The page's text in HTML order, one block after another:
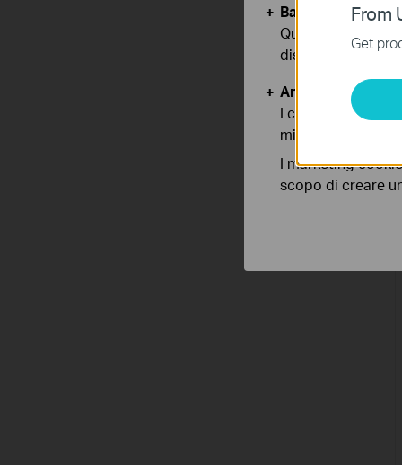
From
Get
Basic Cookies
Questi cookies
disattivati nel tuo
Analytics e
I cookies analitici
migliorarne le
I marketing
scopo di creare